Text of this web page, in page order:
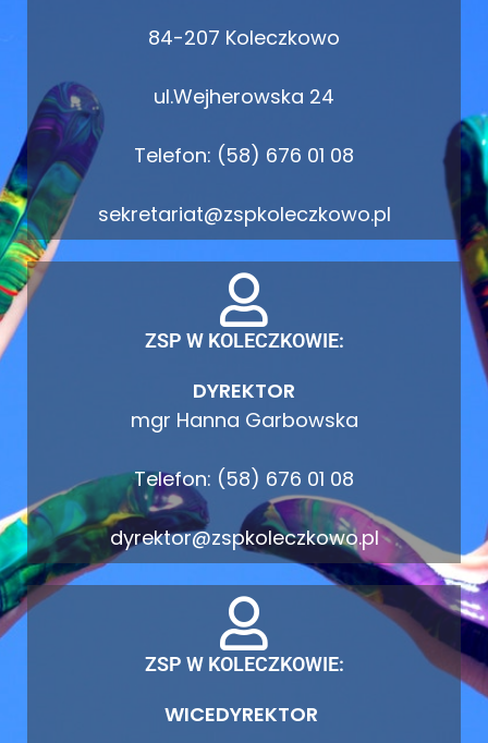
84-207 Koleczkowo
ul.Wejherowska 24
Telefon: (58) 676 01 08
sekretariat@zspkoleczkowo.pl
ZSP W KOLECZKOWIE:
DYREKTOR
mgr Hanna Garbowska
Telefon: (58) 676 01 08
dyrektor@zspkoleczkowo.pl
ZSP W KOLECZKOWIE:
WICEDYREKTOR